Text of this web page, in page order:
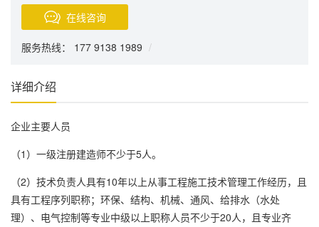
在线咨询
服务热线： 177 9138 1989 /
详细介绍
企业主要人员
（1）一级注册建造师不少于5人。
（2）技术负责人具有10年以上从事工程施工技术管理工作经历，且
具有工程序列职称；环保、结构、机械、通风、给排水（水处
理）、电气控制等专业中级以上职称人员不少于20人，且专业齐